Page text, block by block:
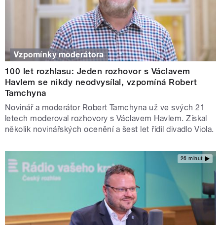
Vzpomínky moderátora
100 let rozhlasu: Jeden rozhovor s Václavem
Havlem se nikdy neodvysílal, vzpomíná Robert
Tamchyna
Novinář a moderátor Robert Tamchyna už ve svých 21
letech moderoval rozhovory s Václavem Havlem. Získal
několik novinářských ocenění a šest let řídil divadlo Viola.
26 minut